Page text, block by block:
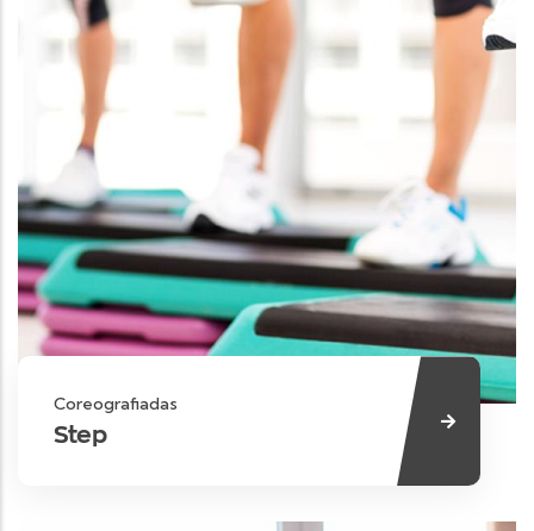
Coreografiadas
Step